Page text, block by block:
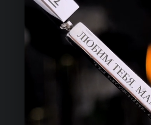
КОНТАКТЫ
ТЕЛЕФОН
+993 649 593 67